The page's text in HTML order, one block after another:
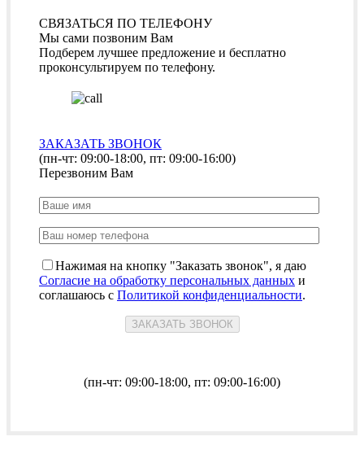
СВЯЗАТЬСЯ ПО ТЕЛЕФОНУ
Мы сами позвоним Вам
Подберем лучшее предложение и бесплатно
проконсультируем по телефону.
ЗАКАЗАТЬ ЗВОНОК
(пн-чт: 09:00-18:00, пт: 09:00-16:00)
Перезвоним Вам
Нажимая на кнопку "Заказать звонок", я даю
Согласие на обработку персональных данных и
соглашаюсь с Политикой конфиденциальности.
(пн-чт: 09:00-18:00, пт: 09:00-16:00)